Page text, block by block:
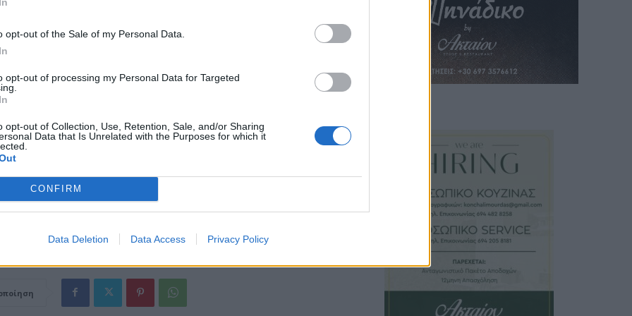
opt-out of the Sale of my Personal Data.
opt-out of processing my Personal Data for Targeted
opt-out of Collection, Use, Retention, Sale, and/or Sharing
Data that Is Unrelated with the Purposes for which it
CONFIRM
Data Deletion Data Access Privacy Policy
στη Βουλή το σχέδιο νόμου για τις αλλαγές στο ΑΣΕΠ, ώστε οι
να διορίζονται σύντομα στα νοσοκομεία και όχι μετά από έναν χρόνο.
λείψουν οι αναφορές για τις πυρκαγιές αλλά και για το τι έχει γίνει
στην Πολιτική Προστασία, προετοιμάζοντας το έδαφος για την προ